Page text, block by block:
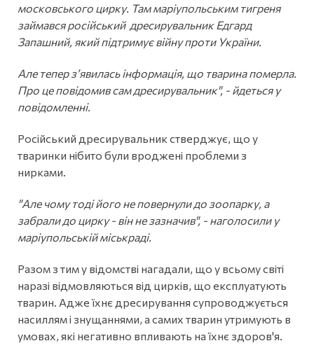
московського цирку. Там маріупольським тигреня
займався російський дресирувальник Едгард
Запашний, який підтримує війну проти України.
Але тепер з’явилась інформація, що тварина померла.
Про це повідомив сам дресирувальник", - йдеться у
повідомленні.
Російський дресирувальник стверджує, що у
тваринки нібито були вроджені проблеми з
нирками.
"Але чому тоді його не повернули до зоопарку, а
забрали до цирку - він не зазначив", - наголосили у
маріупольській міськраді.
Разом з тим у відомстві нагадали, що у всьому світі
наразі відмовляються від цирків, що експлуатують
тварин. Адже їхнє дресирування супроводжується
насиллям і знущаннями, а самих тварин утримують в
умовах, які негативно впливають на їхнє здоров'я.